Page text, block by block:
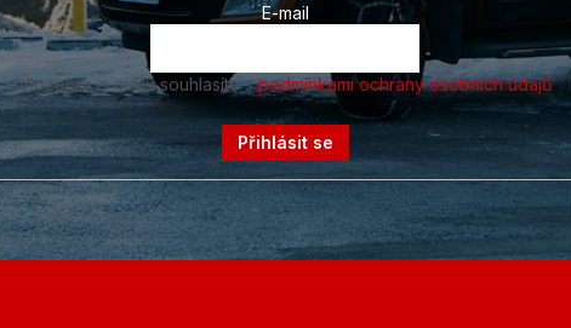
E-mail
Vložením e-mailu souhlasíte spodmínkami ochrany osobních údajů
Přihlásit se